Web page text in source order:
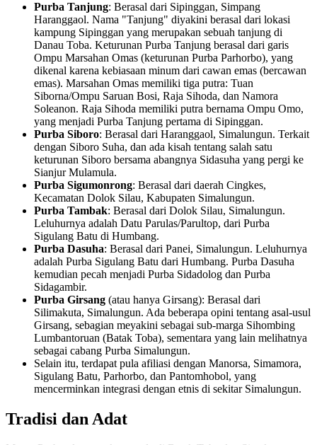
Purba Tanjung: Berasal dari Sipinggan, Simpang
Haranggaol. Nama "Tanjung" diyakini berasal dari lokasi
kampung Sipinggan yang merupakan sebuah tanjung di
Danau Toba. Keturunan Purba Tanjung berasal dari garis
Ompu Marsahan Omas (keturunan Purba Parhorbo), yang
dikenal karena kebiasaan minum dari cawan emas (bercawan
emas). Marsahan Omas memiliki tiga putra: Tuan
Siborna/Ompu Saruan Bosi, Raja Sihoda, dan Namora
Soleanon. Raja Sihoda memiliki putra bernama Ompu Omo,
yang menjadi Purba Tanjung pertama di Sipinggan.
Purba Siboro: Berasal dari Haranggaol, Simalungun. Terkait
dengan Siboro Suha, dan ada kisah tentang salah satu
keturunan Siboro bersama abangnya Sidasuha yang pergi ke
Sianjur Mulamula.
Purba Sigumonrong: Berasal dari daerah Cingkes,
Kecamatan Dolok Silau, Kabupaten Simalungun.
Purba Tambak: Berasal dari Dolok Silau, Simalungun.
Leluhurnya adalah Datu Parulas/Parultop, dari Purba
Sigulang Batu di Humbang.
Purba Dasuha: Berasal dari Panei, Simalungun. Leluhurnya
adalah Purba Sigulang Batu dari Humbang. Purba Dasuha
kemudian pecah menjadi Purba Sidadolog dan Purba
Sidagambir.
Purba Girsang (atau hanya Girsang): Berasal dari
Silimakuta, Simalungun. Ada beberapa opini tentang asal-usul
Girsang, sebagian meyakini sebagai sub-marga Sihombing
Lumbantoruan (Batak Toba), sementara yang lain melihatnya
sebagai cabang Purba Simalungun.
Selain itu, terdapat pula afiliasi dengan Manorsa, Simamora,
Sigulang Batu, Parhorbo, dan Pantomhobol, yang
mencerminkan integrasi dengan etnis di sekitar Simalungun.
Tradisi dan Adat